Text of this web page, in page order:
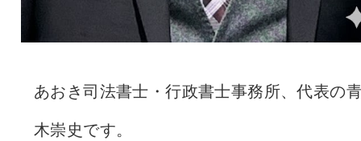
あおき司法書士・行政書士事務所、代表の
木崇史です。